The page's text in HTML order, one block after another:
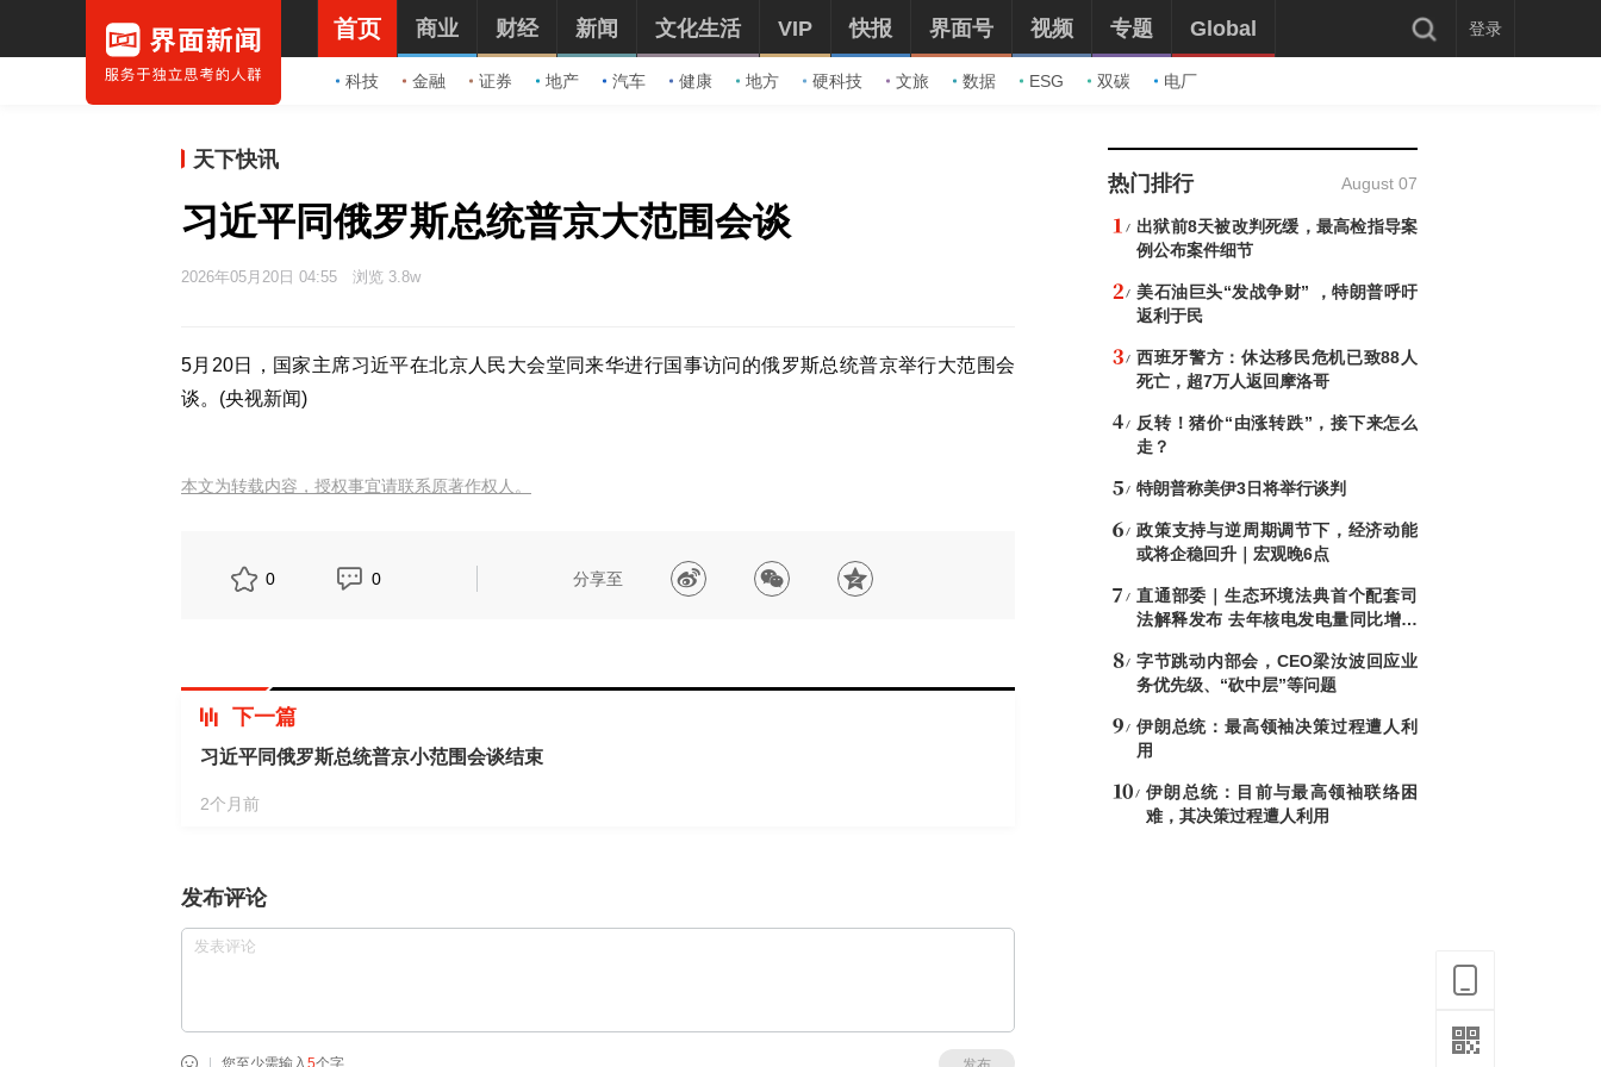
首页
科技 金融 证券 地产 汽车 健康 地方 硬科技 文旅 数据 ESG 双碳 电厂
商业 财经 新闻 文化生活 VIP 快报 界面号 视频 专题 Global 登录
天下快讯
习近平同俄罗斯总统普京大范围会谈
2026年05月20日 04:55 浏览 3.8w
5月20日，国家主席习近平在北京人民大会堂同来华进行国事访问的俄罗斯总统普京举行大范围会
谈。(央视新闻)
本文为转载内容，授权事宜请联系原著作权人。
0 0 分享至
下一篇
习近平同俄罗斯总统普京小范围会谈结束
2个月前
发布评论
您至少需输入 5个字
热门排行 August 07
出狱前8天被改判死缓，最高检指导案
例公布案件细节
美石油巨头“发战争财” ，特朗普呼吁
返利于民
西班牙警方：休达移民危机已致88人
死亡，超7万人返回摩洛哥
反转！猪价“由涨转跌”，接下来怎么
走？
特朗普称美伊3日将举行谈判
政策支持与逆周期调节下，经济动能
或将企稳回升｜宏观晚6点
直通部委｜生态环境法典首个配套司
法解释发布 去年核电发电量同比增加
字节跳动内部会，CEO梁汝波回应业
务优先级、“砍中层”等问题
伊朗总统：最高领袖决策过程遭人利
用
伊朗总统：目前与最高领袖联络困
难，其决策过程遭人利用